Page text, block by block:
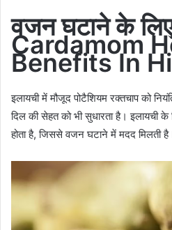
वजन घटाने के
Cardamom
Benefits In
इलायची में मौजूद पोटैशियम रक्तचाप को
दिल की सेहत को भी सुधारता है। इलायची
होता है, जिससे वजन घटाने में मदद मिलती